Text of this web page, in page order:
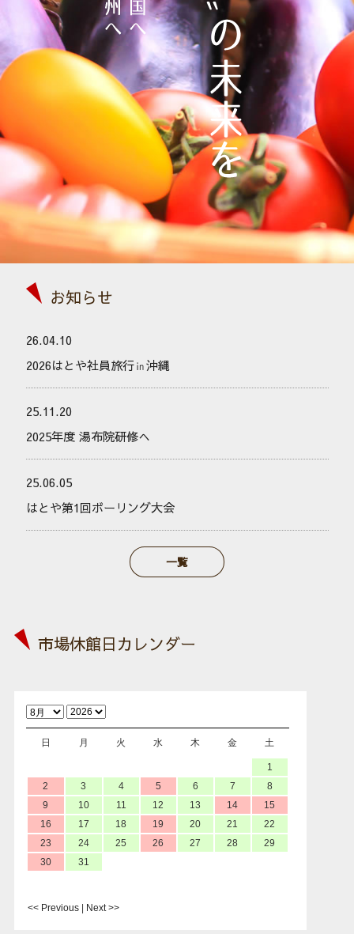
お知らせ
26.04.10
2026はとや社員旅行㏌沖縄
25.11.20
2025年度 湯布院研修へ
25.06.05
はとや第1回ボーリング大会
一覧
市場休館日カレンダー
日 月 火 水 木 金 土
<< Previous| Next >>
1
2
3 4 5 6 7
8
9
10 11 12 13 14
15
16
17 18 19 20 21
22
23
24 25 26 27 28
29
30
31